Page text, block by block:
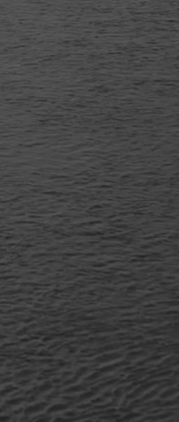
ENVIES. VIDÉO, TIMELAPSE,
AUDIOVISUELLE SITUÉE À
DANS LA RÉALISATION DE VOS
340 M/S